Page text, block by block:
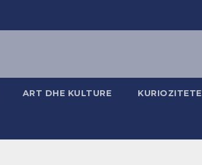
ART DHE KULTURE KURIOZITETE